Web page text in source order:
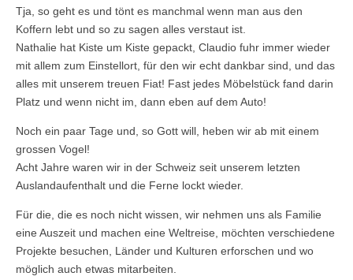
Tja, so geht es und tönt es manchmal wenn man aus den
Koffern lebt und so zu sagen alles verstaut ist.
Nathalie hat Kiste um Kiste gepackt, Claudio fuhr immer wieder
mit allem zum Einstellort, für den wir echt dankbar sind, und das
alles mit unserem treuen Fiat! Fast jedes Möbelstück fand darin
Platz und wenn nicht im, dann eben auf dem Auto!
Noch ein paar Tage und, so Gott will, heben wir ab mit einem
grossen Vogel!
Acht Jahre waren wir in der Schweiz seit unserem letzten
Auslandaufenthalt und die Ferne lockt wieder.
Für die, die es noch nicht wissen, wir nehmen uns als Familie
eine Auszeit und machen eine Weltreise, möchten verschiedene
Projekte besuchen, Länder und Kulturen erforschen und wo
möglich auch etwas mitarbeiten.